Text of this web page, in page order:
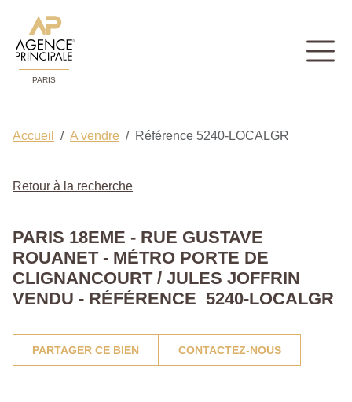
PARIS
Accueil A vendre Référence 5240-LOCALGR
Retour à la recherche
PARIS 18EME - RUE GUSTAVE
ROUANET - MÉTRO PORTE DE
CLIGNANCOURT / JULES JOFFRIN
VENDU - RÉFÉRENCE 5240-LOCALGR
PARTAGER CE BIEN CONTACTEZ-NOUS